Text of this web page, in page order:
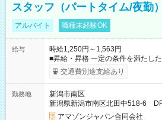
スタッフ（パートタイム/夜勤
アルバイト 職種未経験OK
給与
時給1,250円～1,563円
■昇給・昇格 一定の条件を満たし
まで昇給の機会があります。 ■正社員登用制度あり ※月末締/翌
月25日支払い ※時間外手当、別
☆Amazon直雇用で安定して働けます！ 【試用期間】試
あり 試用期間の長さ：1週間 雇用
です。
交通費別途支給あり
勤務地
新潟市南区
新潟県新潟市南区北田中518-6
アマゾンジャパン合同会社